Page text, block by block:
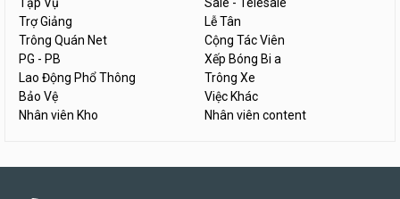
Trợ Giảng
Lễ Tân
Trông Quán Net
Cộng Tác Viên
PG - PB
Xếp Bóng Bi a
Lao Động Phổ Thông
Trông Xe
Bảo Vệ
Việc Khác
Nhân viên Kho
Nhân viên content